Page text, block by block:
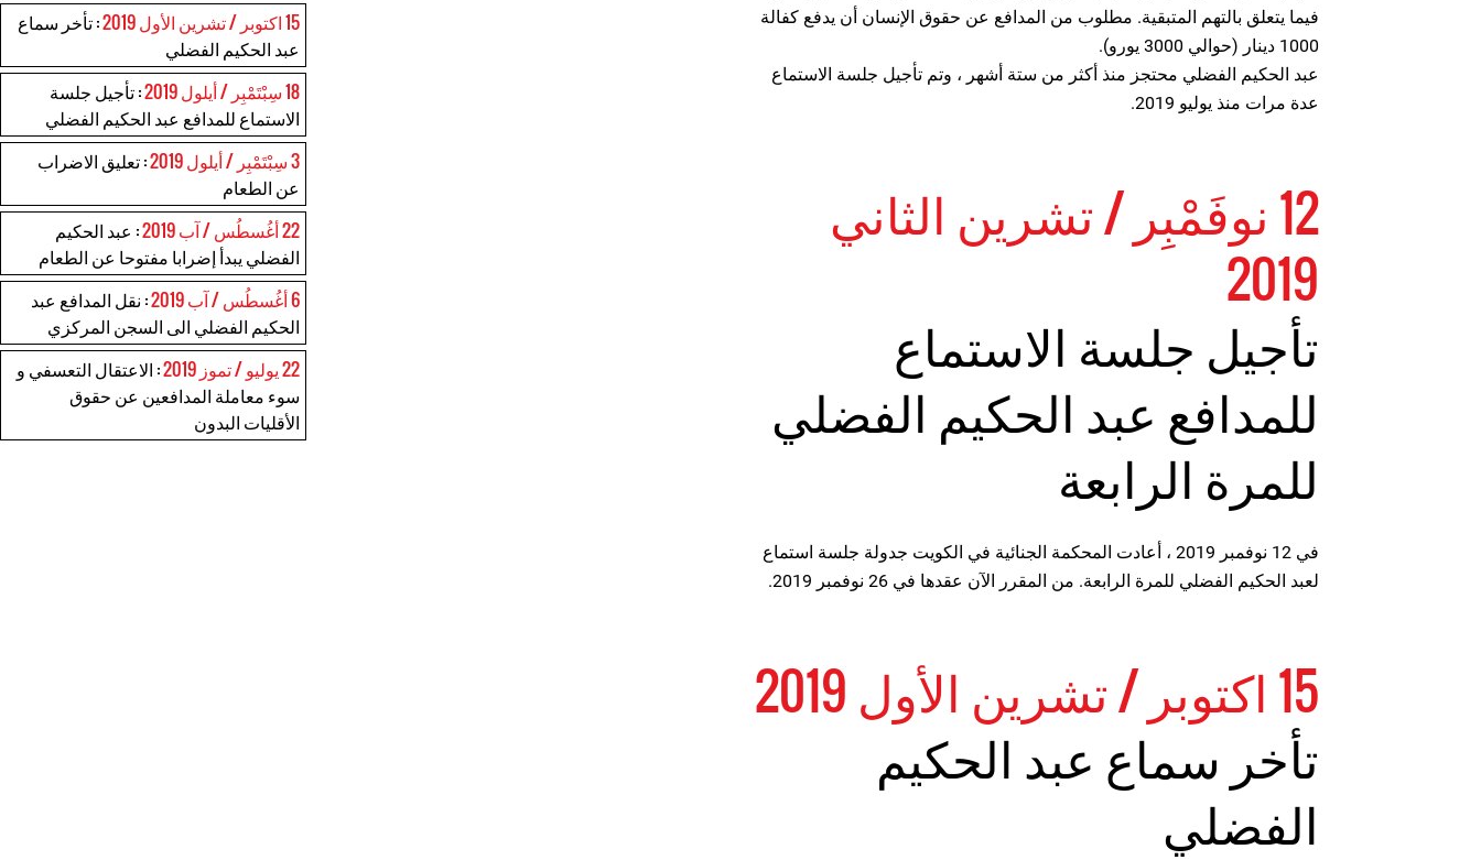
15 اكتوبر / تشرين الأول 2019
: تأخر سماع
عبد الحكيم الفضلي
18 سِبْتَمْبِر / أيلول 2019
: تأجيل جلسة
الاستماع للمدافع عبد الحكيم الفضلي
3 سِبْتَمْبِر / أيلول 2019
: تعليق الاضراب
عن الطعام
22 أغُسطُس / آب 2019
: عبد الحكيم
الفضلي يبدأ إضرابا مفتوحا عن الطعام
6 أغُسطُس / آب 2019
: نقل المدافع عبد
الحكيم الفضلي الى السجن المركزي
22 يوليو / تموز 2019
: الاعتقال التعسفي و
سوء معاملة المدافعين عن حقوق
الأقليات البدون
فيما يتعلق بالتهم المتبقية. مطلوب من المدافع عن حقوق الإنسان أن يدفع كفالة
1000 دينار (حوالي 3000 يورو).
عبد الحكيم الفضلي محتجز منذ أكثر من ستة أشهر ، وتم تأجيل جلسة الاستماع
عدة مرات منذ يوليو 2019.
12 نوفَمْبِر / تشرين الثاني
2019
تأجيل جلسة الاستماع
للمدافع عبد الحكيم الفضلي
للمرة الرابعة
في 12 نوفمبر 2019 ، أعادت المحكمة الجنائية في الكويت جدولة جلسة استماع
لعبد الحكيم الفضلي للمرة الرابعة. من المقرر الآن عقدها في 26 نوفمبر 2019.
15 اكتوبر / تشرين الأول 2019
تأخر سماع عبد الحكيم
الفضلي